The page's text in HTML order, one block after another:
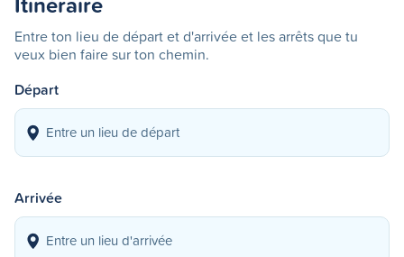
Entre ton lieu de départ et d'arrivée et les arrêts que tu
veux bien faire sur ton chemin.
Départ
Arrivée